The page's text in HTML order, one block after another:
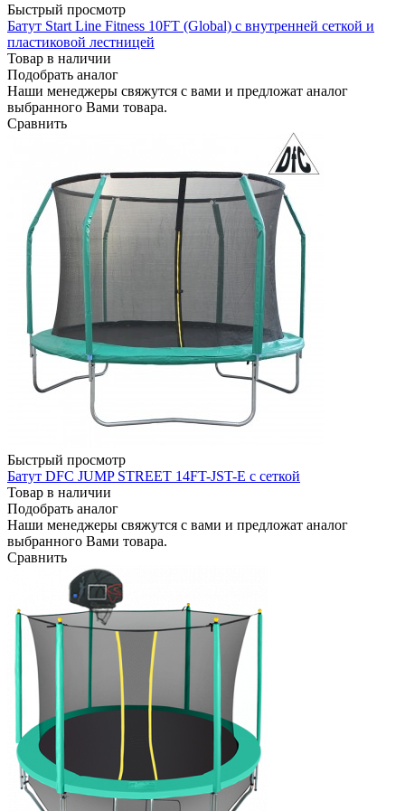
Быстрый просмотр
Батут Start Line Fitness 10FT (Global) с внутренней сеткой и
пластиковой лестницей
Товар в наличии
Подобрать аналог
Наши менеджеры свяжутся с вами и предложат аналог
выбранного Вами товара.
Сравнить
Быстрый просмотр
Батут DFC JUMP STREET 14FT-JST-E с сеткой
Товар в наличии
Подобрать аналог
Наши менеджеры свяжутся с вами и предложат аналог
выбранного Вами товара.
Сравнить